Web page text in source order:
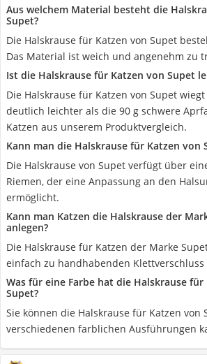
Aus welchem Material besteht die
Supet?
Die Halskrause für Katzen von Supet
Das Material ist weich und angenehm zu
Ist die Halskrause für Katzen von Supet
Die Halskrause für Katzen von Supet
deutlich leichter als die 90 g schwere
Katzen aus unserem Produktvergleich.
Kann man die Halskrause für Katzen von
Die Halskrause von Supet verfügt über
Riemen, der eine Anpassung an den
ermöglicht.
Kann man Katzen die Halskrause der
anlegen?
Die Halskrause für Katzen der Marke
einfach zu handhabenden Klettverschluss
Was für eine Farbe hat die Halskrause
Supet?
Sie können die Halskrause für Katzen von
verschiedenen farblichen Ausführungen